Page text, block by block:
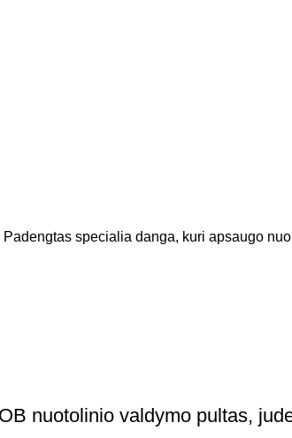
specialia danga, kuri apsaugo
nuotolinio valdymo pultas,